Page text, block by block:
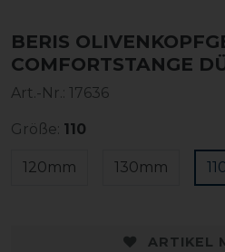
BERIS
COMFORTSTANGE
Art.-Nr.: 17636
Größe: 110
120mm 130mm
ARTIKEL